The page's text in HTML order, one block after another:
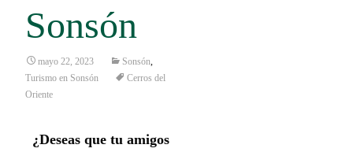
Sonsón
mayo 22, 2023 Sonsón
Turismo en Sonsón
Cerros del
Oriente
¿Deseas que tu amigos